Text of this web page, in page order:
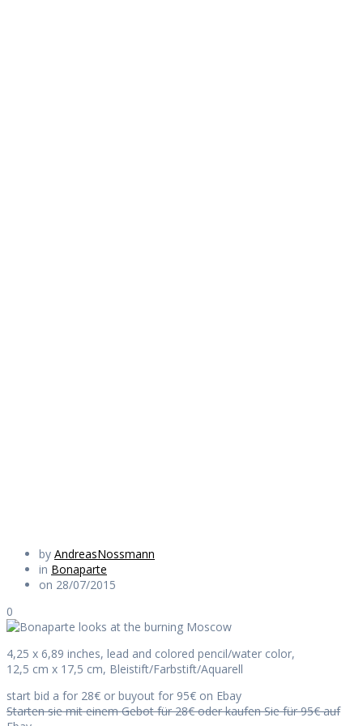
by AndreasNossmann
in Bonaparte
on 28/07/2015
0
4,25 x 6,89 inches, lead and colored pencil/water color,
12,5 cm x 17,5 cm, Bleistift/Farbstift/Aquarell
start bid a for 28€ or buyout for 95€ on Ebay
Starten sie mit einem Gebot für 28€ oder kaufen Sie für 95€ auf